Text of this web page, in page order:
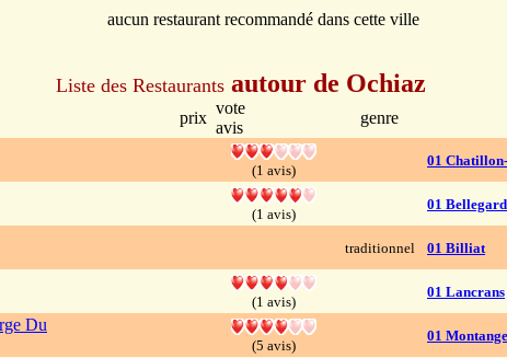
aucun restaurant recommandé dans cette ville
Liste des Restaurants autour de Ochiaz
prix
vote
avis
genre
(1 avis)
01
(1 avis)
01
traditionnel 01 Billiat
(1 avis)
01 Lancrans
Du
(5 avis)
01